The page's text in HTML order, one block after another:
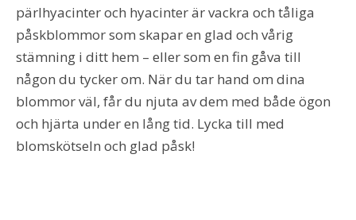
pärlhyacinter och hyacinter är vackra och tåliga
påskblommor som skapar en glad och vårig
stämning i ditt hem – eller som en fin gåva till
någon du tycker om. När du tar hand om dina
blommor väl, får du njuta av dem med både ögon
och hjärta under en lång tid. Lycka till med
blomskötseln och glad påsk!